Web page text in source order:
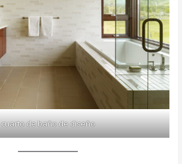
cuarto de baño de diseño